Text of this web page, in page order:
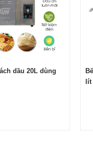
dầu 20L dùng